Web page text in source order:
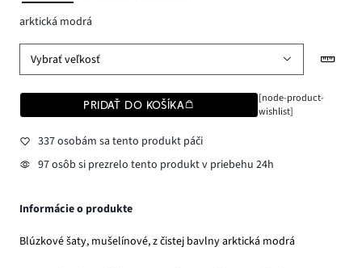
arktická modrá
Vybrať veľkosť
PRIDAŤ DO KOŠÍKA
[node-product-
wishlist]
337 osobám sa tento produkt páči
97 osôb si prezrelo tento produkt v priebehu 24h
Informácie o produkte
Blúzkové šaty, mušelínové, z čistej bavlny arktická modrá